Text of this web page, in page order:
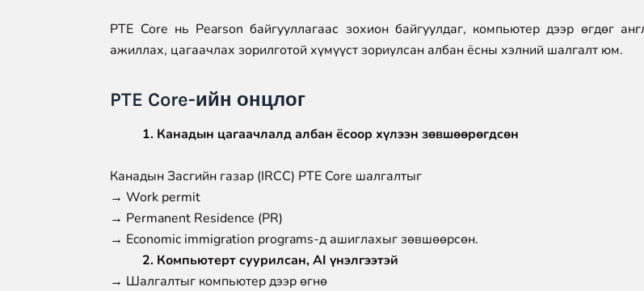
PTE Core нь Pearson байгууллагаас зохион байгуулдаг, компьютер дээр өгдөг
ажиллах, цагаачлах зорилготой хүмүүст зориулсан албан ёсны хэлний шалгалт юм.
PTE Core-ийн онцлог
1. Канадын цагаачлалд албан ёсоор хүлээн зөвшөөрөгдсөн
Канадын Засгийн газар (IRCC) PTE Core шалгалтыг
→ Work permit
→ Permanent Residence (PR)
→ Economic immigration programs-д ашиглахыг зөвшөөрсөн.
2. Компьютерт суурилсан, AI үнэлгээтэй
→ Шалгалтыг компьютер дээр өгнө